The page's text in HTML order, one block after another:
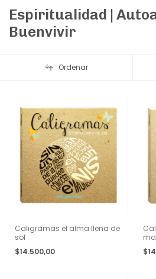
Espiritualidad |
Buenvivir
Ordenar
Caligramas el alma llena de
sol
$14.500,00